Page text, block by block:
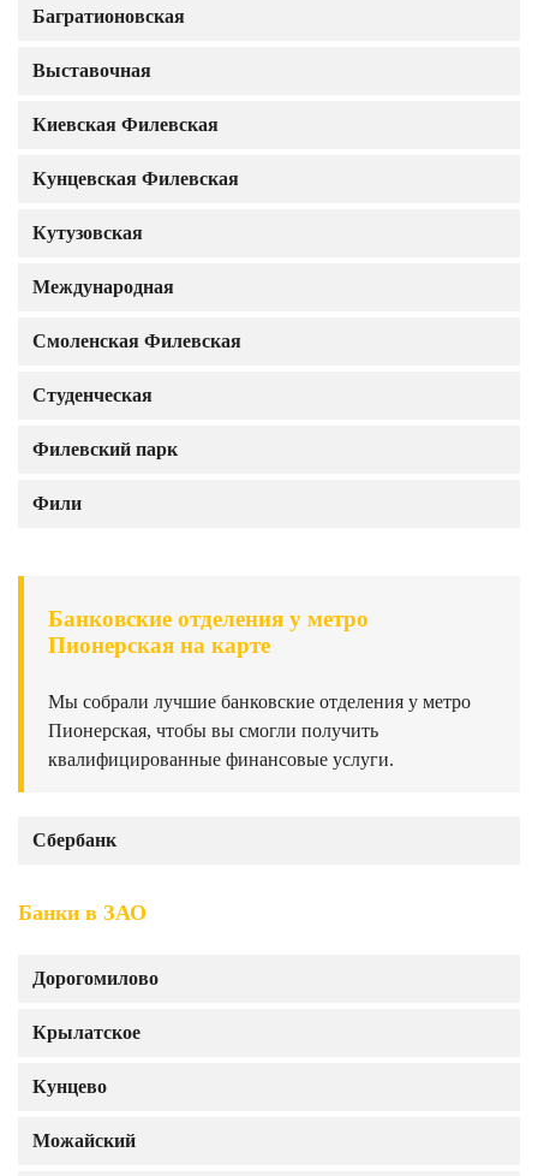
Банковские отделения у метро
Пионерская на карте
Мы собрали лучшие банковские отделения у метро
Пионерская, чтобы вы смогли получить
квалифицированные финансовые услуги.
Сбербанк
Банки в ЗАО
Дорогомилово
Крылатское
Кунцево
Можайский
Багратионовская
Выставочная
Киевская Филевская
Кунцевская Филевская
Кутузовская
Международная
Смоленская Филевская
Студенческая
Филевский парк
Фили